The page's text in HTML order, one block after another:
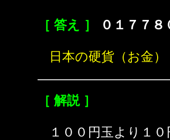
［ 答え ］ ０１７７８
日本の硬貨（お金）
［ 解説 ］
１００円玉より１